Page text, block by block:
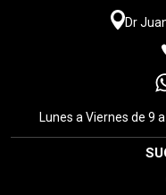
Dr
Lunes a Viernes de 9